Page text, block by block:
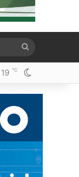
for
19 ℃